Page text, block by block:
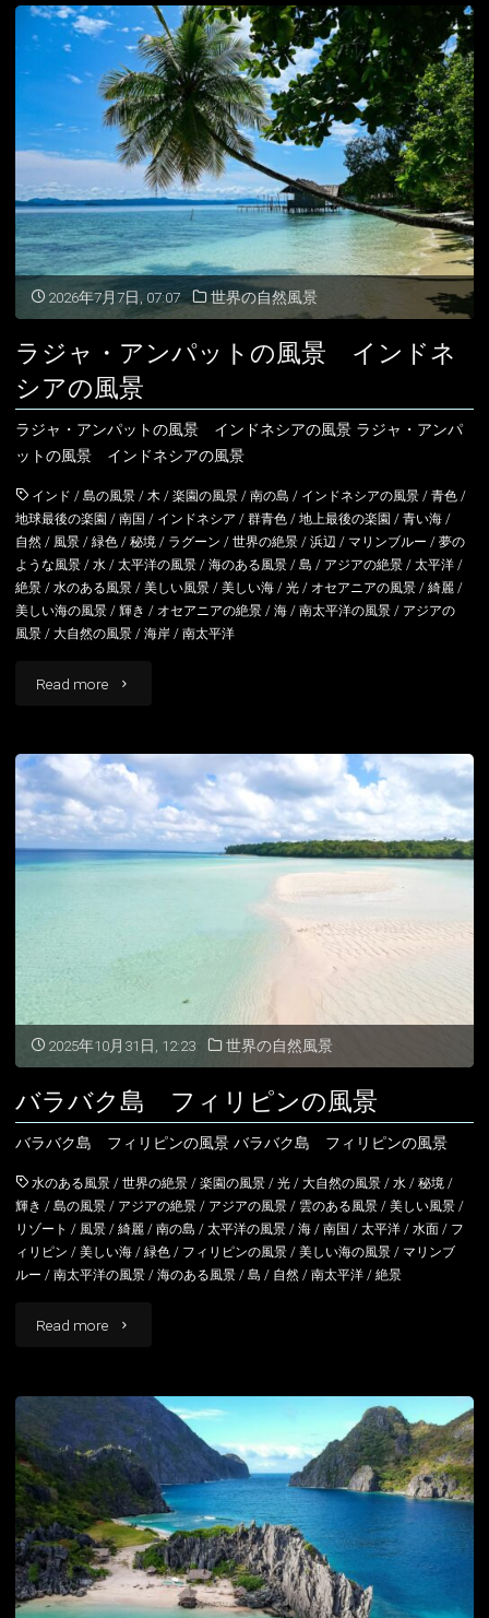
パ
ス
ク
ア
島
フ
ィ
ピ
ン
の
風
景"
2026年7月7日, 07:07 世界の自然風景
ラジャ・アンパットの風景 インドネ
シアの風景
ラジャ・アンパットの風景 インドネシアの風景 ラジャ・アンパ
ットの風景 インドネシアの風景
インド /島の風景 /木 /楽園の風景 /南の島 / インドネシアの風景 /青色 /
地球最後の楽園 /南国 / インドネシア /群青色 /地上最後の楽園 /青い海 /
自然 / 風景 /緑色 /秘境 / ラグーン /世界の絶景 /浜辺 / マリンブルー /夢の
ような風景 /水 /太平洋の風景 /海のある風景 /島 / アジアの絶景 /太平洋 /
絶景 /水のある風景 /美しい風景 /美しい海 /光 / オセアニアの風景 /綺麗 /
美しい海の風景 /輝き / オセアニアの絶景 /海 /南太平洋の風景 / アジアの
風景 /大自然の風景 /海岸 /南太平洋
Read more "ラ
ャ・
ア
ン
景
ン
ド
の
風
景"
2025年10月31日, 12:23 世界の自然風景
バラバク島 フィリピンの風景
バラバク島 フィリピンの風景 バラバク島 フィリピンの風景
水のある風景 /世界の絶景 /楽園の風景 /光 /大自然の風景 /水 /秘境 /
輝き /島の風景 / アジアの絶景 / アジアの風景 / 雲のある風景 /美しい風景 /
リゾート / 風景 /綺麗 /南の島 /太平洋の風景 /海 /南国 /太平洋 /水面 / フ
ィリピン /美しい海 /緑色 / フィリピンの風景 /美しい海の風景 / マリンブ
ルー /南太平洋の風景 /海のある風景 /島 / 自然 /南太平洋 /絶景
Read more "バ
ク
島
フ
ィ